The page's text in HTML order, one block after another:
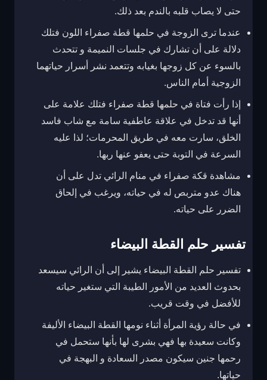
حتى لا يصاب قلبه بالندم بعد ذلك.
عندما ترى الزوجة في حلمها قطة صفراء اللون فتلك
دلالة على أن تشارك في جلسات النميمة و تتحدث
بالسوء عن كل زوجها بغيابه وتتعمد نشر أسرار حياتهما
الزوجية أمام الناس.
إذا رأت فتاة في حلمها قطة صفراء فتلك علامة على
أنها قد تدخل في علاقة عاطفية سامة مع شاب فاسد
الخلق، سارت معه في طريق المحرمات؛ لذا عليه
السرعة في التوبة حتى يعفو عنها ربها.
مشاهدة قكة صفراء في منام الرائي تدل على أن
هناك عدو متربص له في حياته، ويرغب في إلحاق
الضرر على حياته.
تفسير حلم القطة البيضاء
تفسير حلم القطة البيضاء يشير إلى أن الرائي سيسعد
بحدوث العديد من الأمور الطيبة التي ستغير حياته
للأفضل في وقت قريب.
في حالة رؤية المرأة أثناء نومها القطة البيضاء الأليفة
وكانت سعيدة بها فهي بشرى لها بأنها ستحمل في
رحمها جنين سيكون مصدر السعادة و البهجة في
حياتها.